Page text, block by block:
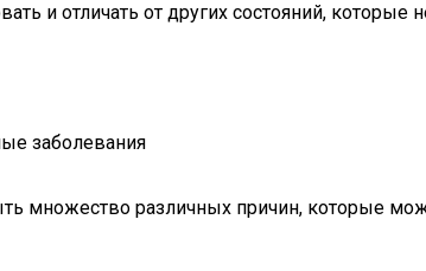
и отличать от других состояний, которые
заболевания
множество различных причин, которые